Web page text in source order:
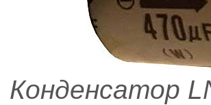
Конденсатор